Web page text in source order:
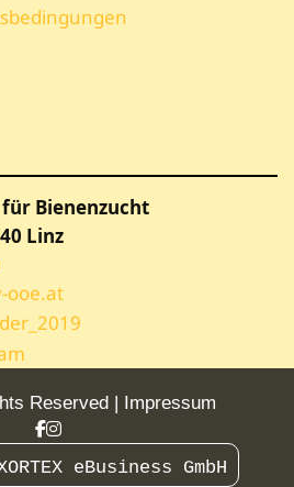
Bienenzucht
Linz
ooe.at
Reserved Impressum